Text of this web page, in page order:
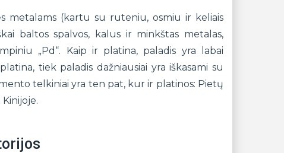
metalams (kartu su ruteniu, osmiu ir keliais
baltos spalvos, kalus ir minkštas metalas,
„Pd“. Kaip ir platina, paladis yra labai
tiek paladis dažniausiai yra iškasami su
telkiniai yra ten pat, kur ir platinos: Pietų